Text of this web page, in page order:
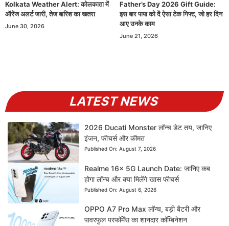
Kolkata Weather Alert: कोलकाता में
ऑरेंज अलर्ट जारी, तेज बारिश का खतरा
June 30, 2026
Father’s Day 2026 Gift Guide:
इस बार पापा को दें ऐसा टेक गिफ्ट, जो हर दिन
आए उनके काम
June 21, 2026
LATEST NEWS
2026 Ducati Monster लॉन्च डेट तय, जानिए
इंजन, फीचर्स और कीमत
Published On: August 7, 2026
Realme 16x 5G Launch Date: जानिए कब
होगा लॉन्च और क्या मिलेंगे खास फीचर्स
Published On: August 6, 2026
OPPO A7 Pro Max लॉन्च, बड़ी बैटरी और
पावरफुल परफॉर्मेंस का शानदार कॉम्बिनेशन